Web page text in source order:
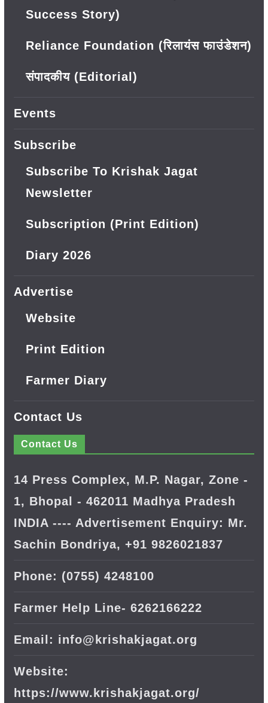
Success Story)
Reliance Foundation (रिलायंस फाउंडेशन)
संपादकीय (Editorial)
Events
Subscribe
Subscribe To Krishak Jagat
Newsletter
Subscription (Print Edition)
Diary 2026
Advertise
Website
Print Edition
Farmer Diary
Contact Us
Contact Us
14 Press Complex, M.P. Nagar, Zone -
1, Bhopal - 462011 Madhya Pradesh
INDIA ---- Advertisement Enquiry: Mr.
Sachin Bondriya, +91 9826021837
Phone: (0755) 4248100
Farmer Help Line- 6262166222
Email: info@krishakjagat.org
Website:
https://www.krishakjagat.org/